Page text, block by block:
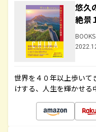
悠久
絶景
世界を４０年以上歩いて
けする、人生を輝かせ